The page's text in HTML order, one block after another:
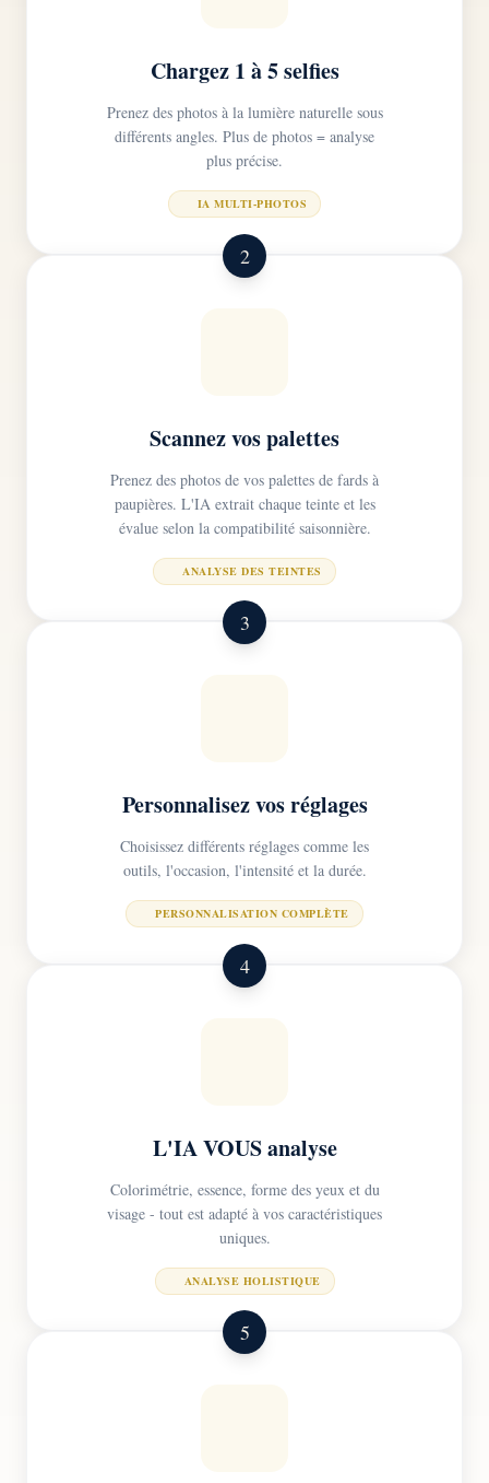
Chargez 1 à 5 selfies
Prenez des photos à la lumière naturelle sous
différents angles. Plus de photos = analyse
plus précise.
IA MULTI-PHOTOS
2
Scannez vos palettes
Prenez des photos de vos palettes de fards à
paupières. L'IA extrait chaque teinte et les
évalue selon la compatibilité saisonnière.
ANALYSE DES TEINTES
3
Personnalisez vos réglages
Choisissez différents réglages comme les
outils, l'occasion, l'intensité et la durée.
PERSONNALISATION COMPLÈTE
4
L'IA VOUS analyse
Colorimétrie, essence, forme des yeux et du
visage - tout est adapté à vos caractéristiques
uniques.
ANALYSE HOLISTIQUE
5